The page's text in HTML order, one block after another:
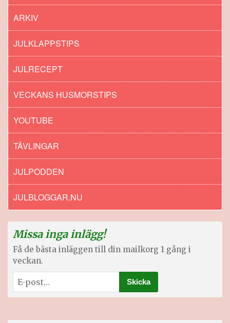
ARKIV
JULKLAPPSTIPS
JULRECEPT
VECKANS HUSMORSTIPS
YOUTUBE
TÄVLINGAR
JULPODDEN
JULBLOGGAR.NU
Missa inga inlägg!
Få de bästa inläggen till din mailkorg 1 gång i
veckan.